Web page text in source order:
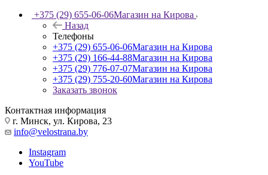
+375 (29) 655-06-06Магазин на Кирова
Назад
Телефоны
+375 (29) 655-06-06Магазин на Кирова
+375 (29) 166-44-88Магазин на Кирова
+375 (29) 776-07-07Магазин на Кирова
+375 (29) 755-20-60Магазин на Кирова
Заказать звонок
Контактная информация
г. Минск, ул. Кирова, 23
info@velostrana.by
Instagram
YouTube